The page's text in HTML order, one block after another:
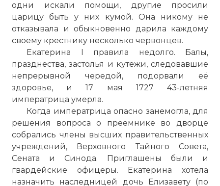
одни искали помощи, другие просили
царицу быть у них кумой. Она никому не
отказывала и обыкновенно дарила каждому
своему крестнику несколько червонцев.
Екатерина I правила недолго. Балы,
празднества, застолья и кутежи, следовавшие
непрерывной чередой, подорвали её
здоровье, и 17 мая 1727 43-летняя
императрица умерла.
Когда императрица опасно занемогла, для
решения вопроса о преемнике во дворце
собрались члены высших правительственных
учреждений, Верховного Тайного Совета,
Сената и Синода. Приглашены были и
гвардейские офицеры. Екатерина хотела
назначить наследницей дочь Елизавету (по
Комментарий:
Проверочный код:
Вернуться в статью:Екатерина I